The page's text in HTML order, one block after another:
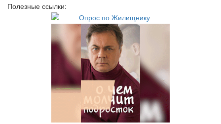
Полезные ссылки: